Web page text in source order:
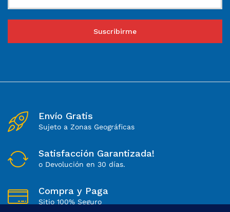
Suscribirme
Envío Gratis
Sujeto a Zonas Geográficas
Satisfacción Garantizada!
o Devolución en 30 días.
Compra y Paga
Sitio 100% Seguro